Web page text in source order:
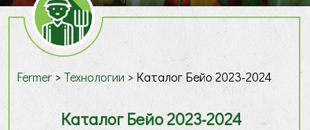
Fermer > Технологии > Каталог Бейо 2023-2024
Каталог Бейо 2023-2024